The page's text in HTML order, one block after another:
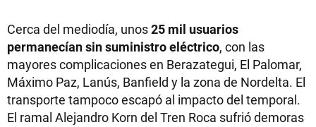
Cerca del mediodía, unos25 mil usuarios
permanecían sin suministro eléctrico, con las
mayores complicaciones en Berazategui, El Palomar,
Máximo Paz, Lanús, Banfield y la zona de Nordelta. El
transporte tampoco escapó al impacto del temporal.
El ramal Alejandro Korn del Tren Roca sufrió demoras